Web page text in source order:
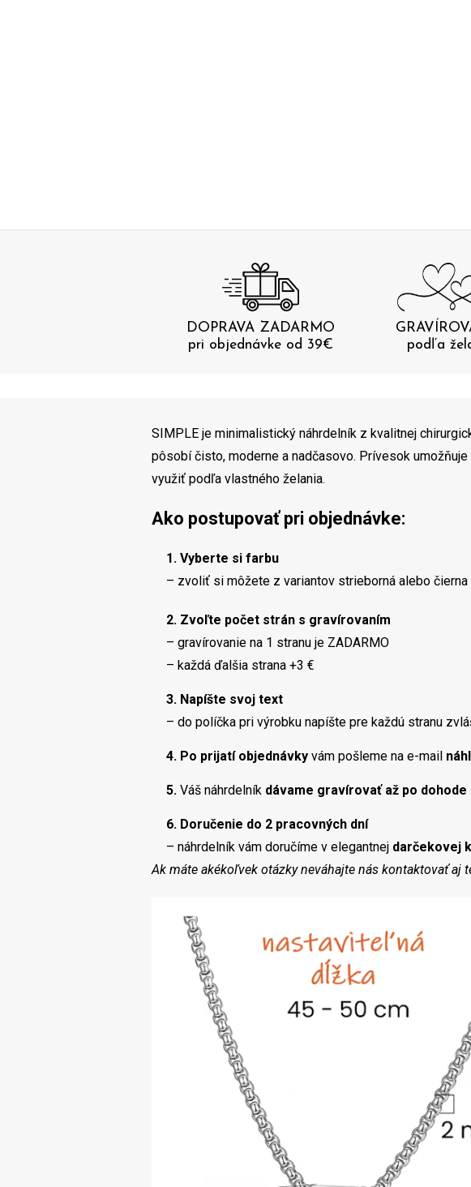
DOPRAVA ZADARMO
pri objednávke od 39€
podľa
SIMPLE je minimalistický náhrdelník z kvalitnej
pôsobí čisto, moderne a nadčasovo. Prívesok umožňuje
využiť podľa vlastného želania.
Ako postupovať pri objednávke:
1. Vyberte si farbu
– zvoliť si môžete z variantov strieborná alebo čierna
2. Zvoľte počet strán s gravírovaním
– gravírovanie na 1 stranu je ZADARMO
– každá ďalšia strana +3 €
3. Napíšte svoj text
– do políčka pri výrobku napíšte pre každú stranu
4. Po prijatí objednávkyvám pošleme na e-mail
5.Váš náhrdelník dávame gravírovať až po dohode
6. Doručenie do 2 pracovných dní
– náhrdelník vám doručíme v elegantnej darčekovej
Ak máte akékoľvek otázky neváhajte nás kontaktovať aj